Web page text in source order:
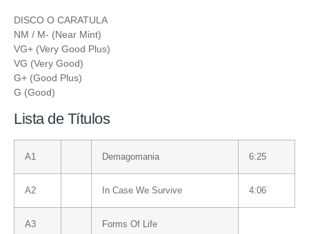
DISCO O CARATULA
NM / M- (Near Mint)
VG+ (Very Good Plus)
VG (Very Good)
G+ (Good Plus)
G (Good)
Lista de Títulos
A1 Demagomania 6:25
A2 In Case We Survive 4:06
A3 Forms Of Life